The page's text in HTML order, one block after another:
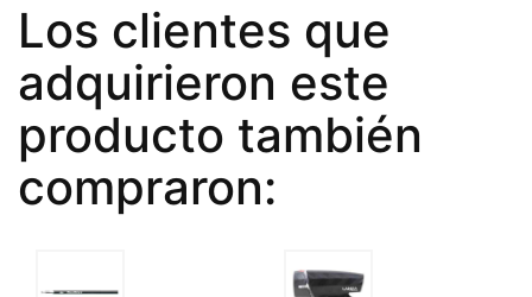
Los clientes que
adquirieron este
producto también
compraron: